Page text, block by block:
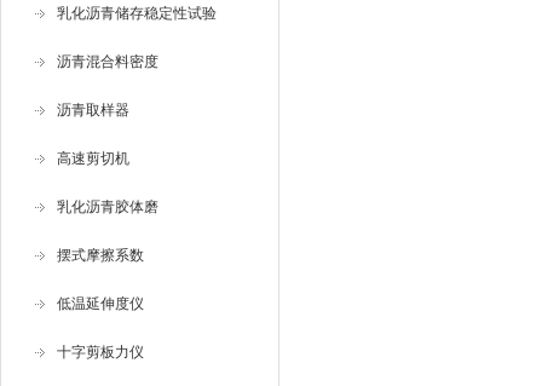
乳化沥青储存稳定性试验
沥青混合料密度
沥青取样器
高速剪切机
乳化沥青胶体磨
摆式摩擦系数
低温延伸度仪
十字剪板力仪